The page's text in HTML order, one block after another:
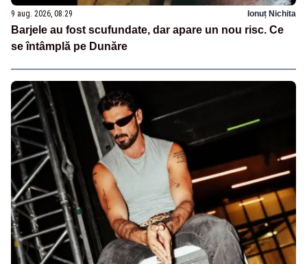
9 aug. 2026, 08:29 Ionuț Nichita
Barjele au fost scufundate, dar apare un nou risc. Ce
se întâmplă pe Dunăre